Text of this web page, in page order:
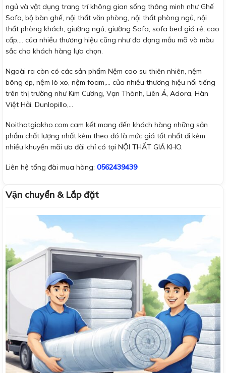
ngủ và vật dụng trang trí không gian sống thông minh như Ghế
Sofa, bộ bàn ghế, nội thất văn phòng, nội thất phòng ngủ, nội
thất phòng khách, giường ngủ, giường Sofa, sofa bed giá rẻ, cao
cấp,… của nhiều thương hiệu cũng như đa dạng mẫu mã và màu
sắc cho khách hàng lựa chọn.
Ngoài ra còn có các sản phẩm Nệm cao su thiên nhiên, nệm
bông ép, nệm lò xo, nệm foam,… của nhiều thương hiệu nổi tiếng
trên thị trường như Kim Cương, Vạn Thành, Liên Á, Adora, Hàn
Việt Hải, Dunlopillo,…
Noithatgiakho.com cam kết mang đến khách hàng những sản
phẩm chất lượng nhất kèm theo đó là mức giá tốt nhất đi kèm
nhiều khuyến mãi ưa đãi chỉ có tại NỘI THẤT GIÁ KHO.
Liên hệ tổng đài mua hàng: 0562439439
Vận chuyển & Lắp đặt